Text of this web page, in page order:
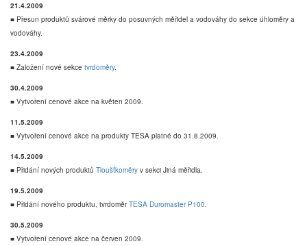
21.4.2009
■ Přesun produktů svárové měrky do posuvných měřidel a vodováhy do sekce úhloměry a
vodováhy.
23.4.2009
■ Založení nové sekce tvrdoměry.
30.4.2009
■ Vytvoření cenové akce na květen 2009.
11.5.2009
■ Vytvoření cenové akce na produkty TESA platné do 31.8.2009.
14.5.2009
■ Přidání nových produktů Tloušťkoměry v sekci Jiná měřidla.
19.5.2009
■ Přidání nového produktu, tvrdoměrTESA Duromaster P100.
30.5.2009
■ Vytvoření cenové akce na červen 2009.